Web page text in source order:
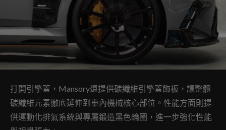
打開引擎蓋，Mansory還提供碳纖維引擎蓋飾板，讓整體
碳纖維元素徹底延伸到車內機械核心部位。性能方面則提
供運動化排氣系統與專屬鍛造黑色輪圈，進一步強化性能